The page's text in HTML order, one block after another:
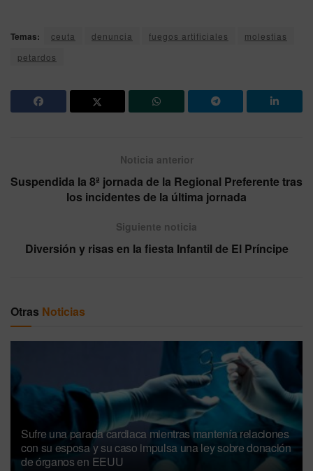
Temas: ceuta denuncia fuegos artificiales
molestias
petardos
Noticia anterior
Suspendida la 8ª jornada de la Regional Preferente tras
los incidentes de la última jornada
Siguiente noticia
Diversión y risas en la fiesta Infantil de El Príncipe
Otras Noticias
Sufre una parada cardiaca mientras mantenía relaciones
con su esposa y su caso impulsa una ley sobre donación
de órganos en EEUU